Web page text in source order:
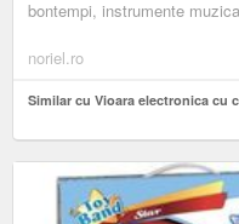
bontempi, instrumente
noriel.ro
Similar cu Vioara electronica cu